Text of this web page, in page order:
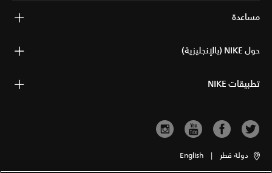
مساعدة
حول NIKE (بالإنجليزية)
تطبيقات NIKE
دولة قطر |
English